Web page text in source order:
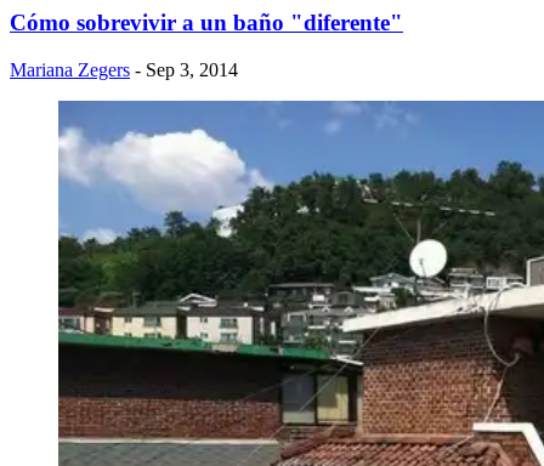
Cómo sobrevivir a un baño "diferente"
Mariana Zegers - Sep 3, 2014